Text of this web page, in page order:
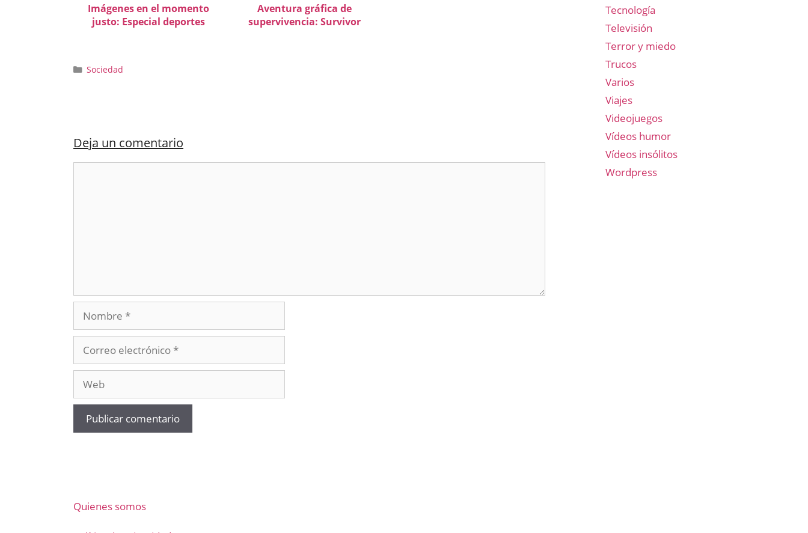
Imágenes en el momento
justo: Especial deportes
Aventura gráfica de
supervivencia: Survivor
Categorías
Sociedad
Deja un comentario
Nombre
electrónico
Tecnología
Televisión
Terror y miedo
Trucos
Varios
Viajes
Videojuegos
Vídeos humor
Vídeos insólitos
Wordpress
Quienes somos